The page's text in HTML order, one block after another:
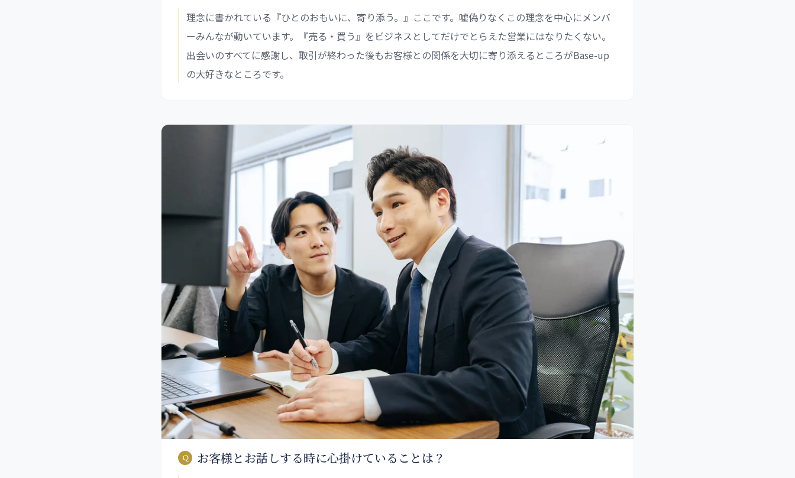
理念に書かれている『ひとのおもいに、寄り添う。』ここです。嘘偽りなくこの理念を中心にメンバ
ーみんなが動いています。『売る・買う』をビジネスとしてだけでとらえた営業にはなりたくない。
出会いのすべてに感謝し、取引が終わった後もお客様との関係を大切に寄り添えるところがBase-up
の大好きなところです。
お客様とお話しする時に心掛けていることは？